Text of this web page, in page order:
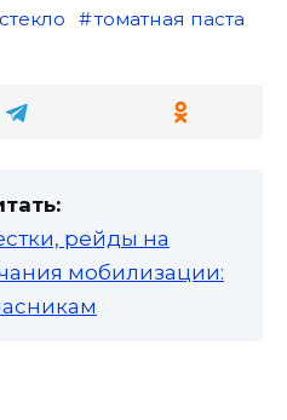
стекло
томатная паста
рейды на
мобилизации: